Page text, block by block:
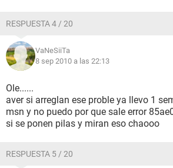
RESPUESTA 4 / 20
VaNeSiiTa
8 sep 2010 a las 22:13
Ole......
aver si arreglan ese proble ya llevo 1
msn y no puedo por que sale error
si se ponen pilas y miran eso chaooo
RESPUESTA 5 / 20